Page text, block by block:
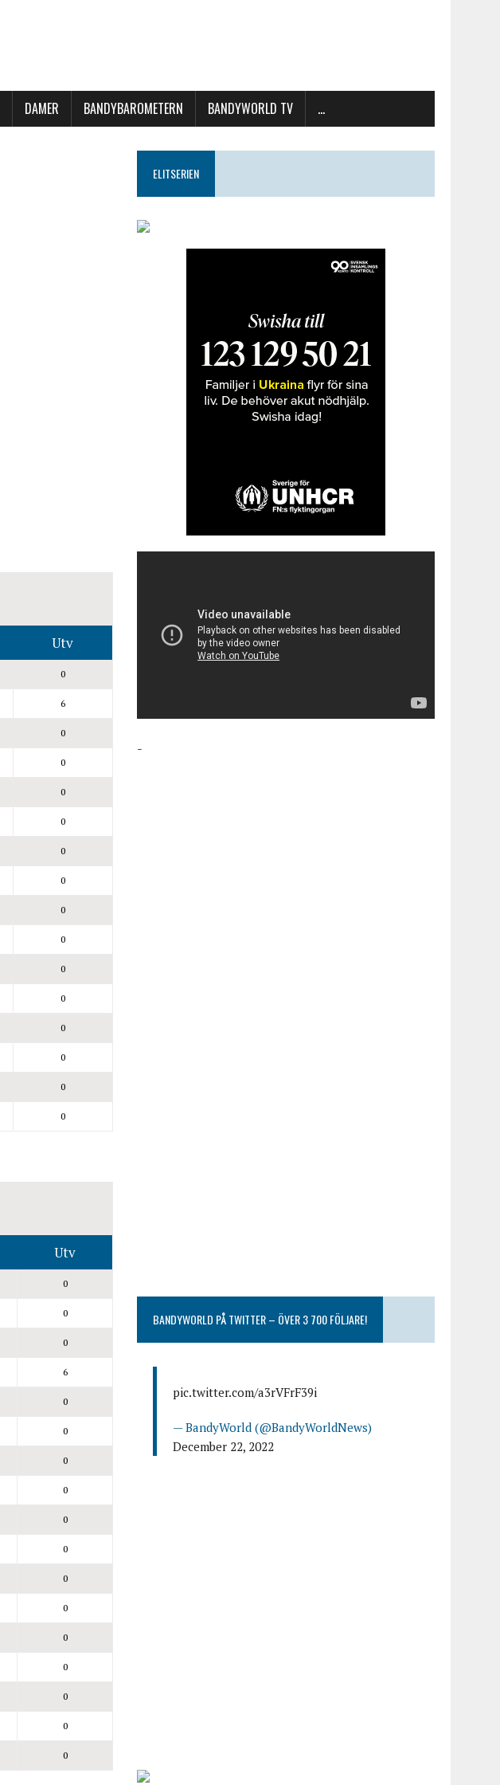
DAMER BANDYBAROMETERN BANDYWORLD TV …
Utv
0
6
0
0
0
0
0
0
0
0
0
0
0
0
0
0
Utv
0
0
0
6
0
0
0
0
0
0
0
0
0
0
0
0
0
ELITSERIEN
-
BANDYWORLD PÅ TWITTER – ÖVER 3 700 FÖLJARE!
pic.twitter.com/a3rVFrF39i
— BandyWorld (@BandyWorldNews)
December 22, 2022